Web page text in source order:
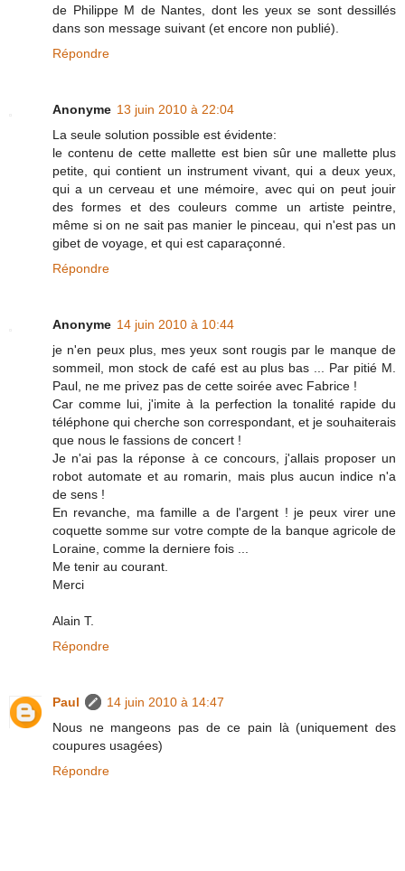
de Philippe M de Nantes, dont les yeux se sont dessillés
dans son message suivant (et encore non publié).
Répondre
Anonyme 13 juin 2010 à 22:04
La seule solution possible est évidente:
le contenu de cette mallette est bien sûr une mallette plus
petite, qui contient un instrument vivant, qui a deux yeux,
qui a un cerveau et une mémoire, avec qui on peut jouir
des formes et des couleurs comme un artiste peintre,
même si on ne sait pas manier le pinceau, qui n'est pas un
gibet de voyage, et qui est caparaçonné.
Répondre
Anonyme 14 juin 2010 à 10:44
je n'en peux plus, mes yeux sont rougis par le manque de
sommeil, mon stock de café est au plus bas ... Par pitié M.
Paul, ne me privez pas de cette soirée avec Fabrice !
Car comme lui, j'imite à la perfection la tonalité rapide du
téléphone qui cherche son correspondant, et je souhaiterais
que nous le fassions de concert !
Je n'ai pas la réponse à ce concours, j'allais proposer un
robot automate et au romarin, mais plus aucun indice n'a
de sens !
En revanche, ma famille a de l'argent ! je peux virer une
coquette somme sur votre compte de la banque agricole de
Loraine, comme la derniere fois ...
Me tenir au courant.
Merci
Alain T.
Répondre
Paul
14 juin 2010 à 14:47
Nous ne mangeons pas de ce pain là (uniquement des
coupures usagées)
Répondre